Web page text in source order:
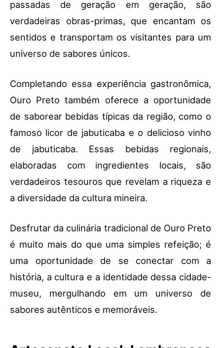
passadas de geração em geração, são
verdadeiras obras-primas, que encantam os
sentidos e transportam os visitantes para um
universo de sabores únicos.
Completando essa experiência gastronômica,
Ouro Preto também oferece a oportunidade
de saborear bebidas típicas da região, como o
famoso licor de jabuticaba e o delicioso vinho
de jabuticaba. Essas bebidas regionais,
elaboradas com ingredientes locais, são
verdadeiros tesouros que revelam a riqueza e
a diversidade da cultura mineira.
Desfrutar da culinária tradicional de Ouro Preto
é muito mais do que uma simples refeição; é
uma oportunidade de se conectar com a
história, a cultura e a identidade dessa cidade-
museu, mergulhando em um universo de
sabores autênticos e memoráveis.